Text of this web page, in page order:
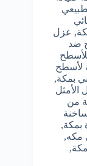
, عزل
ضد
لأسطح
بمكة,
الأمثل
من
بمكة,
مكه,
,